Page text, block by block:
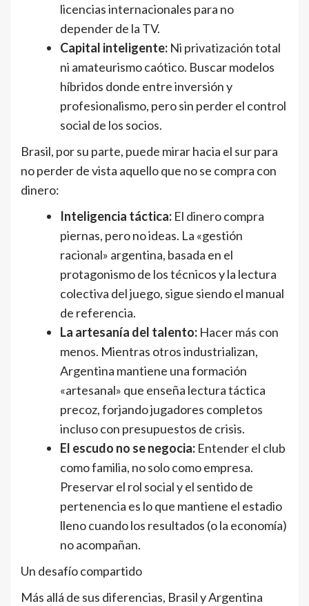
licencias internacionales para no
depender de la TV.
Capital inteligente: Ni privatización total
ni amateurismo caótico. Buscar modelos
híbridos donde entre inversión y
profesionalismo, pero sin perder el control
social de los socios.
Brasil, por su parte, puede mirar hacia el sur para
no perder de vista aquello que no se compra con
dinero:
Inteligencia táctica: El dinero compra
piernas, pero no ideas. La «gestión
racional» argentina, basada en el
protagonismo de los técnicos y la lectura
colectiva del juego, sigue siendo el manual
de referencia.
La artesanía del talento: Hacer más con
menos. Mientras otros industrializan,
Argentina mantiene una formación
«artesanal» que enseña lectura táctica
precoz, forjando jugadores completos
incluso con presupuestos de crisis.
El escudo no se negocia: Entender el club
como familia, no solo como empresa.
Preservar el rol social y el sentido de
pertenencia es lo que mantiene el estadio
lleno cuando los resultados (o la economía)
no acompañan.
Un desafío compartido
Más allá de sus diferencias, Brasil y Argentina